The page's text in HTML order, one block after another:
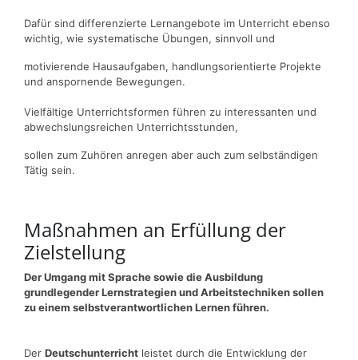
Dafür sind differenzierte Lernangebote im Unterricht ebenso
wichtig, wie systematische Übungen, sinnvoll und
motivierende Hausaufgaben, handlungsorientierte Projekte
und anspornende Bewegungen.
Vielfältige Unterrichtsformen führen zu interessanten und
abwechslungsreichen Unterrichtsstunden,
sollen zum Zuhören anregen aber auch zum selbständigen
Tätig sein.
Maßnahmen an Erfüllung der
Zielstellung
Der Umgang mit Sprache sowie die Ausbildung
grundlegender Lernstrategien und Arbeitstechniken sollen
zu einem selbstverantwortlichen Lernen führen.
Der Deutschunterricht leistet durch die Entwicklung der